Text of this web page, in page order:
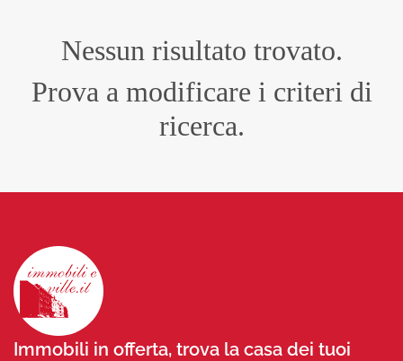
Nessun risultato trovato.
Prova a modificare i criteri di
ricerca.
Immobili in offerta, trova la casa dei tuoi